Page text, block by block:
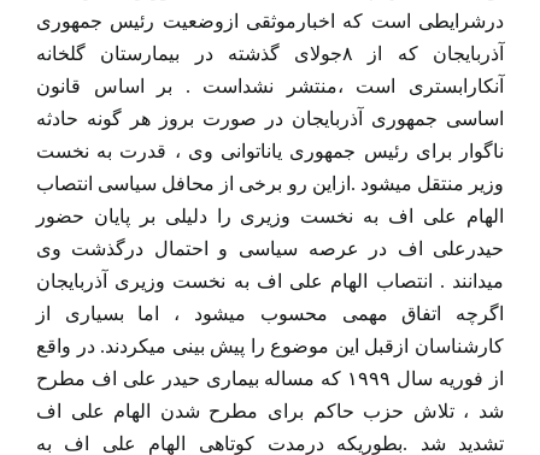
درشرایطی است که اخبارموثقی ازوضعیت رئیس جمهوری
آذربایجان که از ۸جولای گذشته در بیمارستان گلخانه
آنکارابستری است ،منتشر نشداست . بر اساس قانون
اساسی جمهوری آذربایجان در صورت بروز هر گونه حادثه
ناگوار برای رئیس جمهوری یاناتوانی وی ، قدرت به نخست
وزیر منتقل میشود .ازاین رو برخی از محافل سیاسی انتصاب
الهام علی اف به نخست وزیری را دلیلی بر پایان حضور
حیدرعلی اف در عرصه سیاسی و احتمال درگذشت وی
میدانند . انتصاب الهام علی اف به نخست وزیری آذربایجان
اگرچه اتفاق مهمی محسوب میشود ، اما بسیاری از
کارشناسان ازقبل این موضوع را پیش بینی میکردند. در واقع
از فوریه سال ۱۹۹۹ که مساله بیماری حیدر علی اف مطرح
شد ، تلاش حزب حاکم برای مطرح شدن الهام علی اف
تشدید شد .بطوریکه درمدت کوتاهی الهام علی اف به